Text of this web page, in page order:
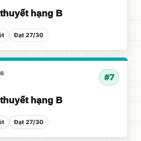
hạng B
Đạt 27/30
#7
hạng B
Đạt 27/30